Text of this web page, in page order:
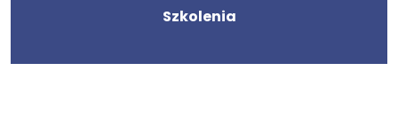
Szkolenia